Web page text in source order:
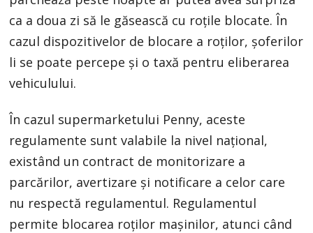
ca a doua zi să le găsească cu roțile blocate. În
cazul dispozitivelor de blocare a roților, șoferilor
li se poate percepe și o taxă pentru eliberarea
vehiculului.
În cazul supermarketului Penny, aceste
regulamente sunt valabile la nivel național,
existând un contract de monitorizare a
parcărilor, avertizare și notificare a celor care
nu respectă regulamentul. Regulamentul
permite blocarea roților mașinilor, atunci când